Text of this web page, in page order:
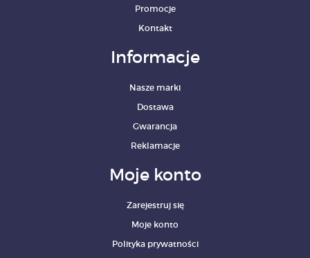
Promocje
Kontakt
Informacje
Nasze marki
Dostawa
Gwarancja
Reklamacje
Moje konto
Zarejestruj się
Moje konto
Polityka prywatności